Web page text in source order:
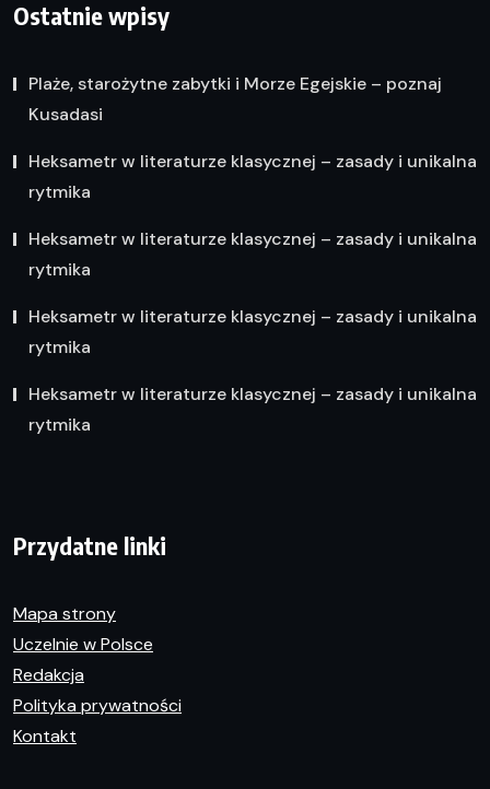
Ostatnie wpisy
Plaże, starożytne zabytki i Morze Egejskie – poznaj
Kusadasi
Heksametr w literaturze klasycznej – zasady i unikalna
rytmika
Heksametr w literaturze klasycznej – zasady i unikalna
rytmika
Heksametr w literaturze klasycznej – zasady i unikalna
rytmika
Heksametr w literaturze klasycznej – zasady i unikalna
rytmika
Przydatne linki
Mapa strony
Uczelnie w Polsce
Redakcja
Polityka prywatności
Kontakt